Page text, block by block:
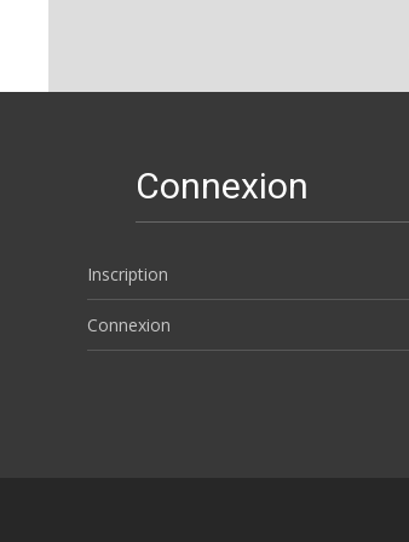
Connexion
Inscription
Connexion